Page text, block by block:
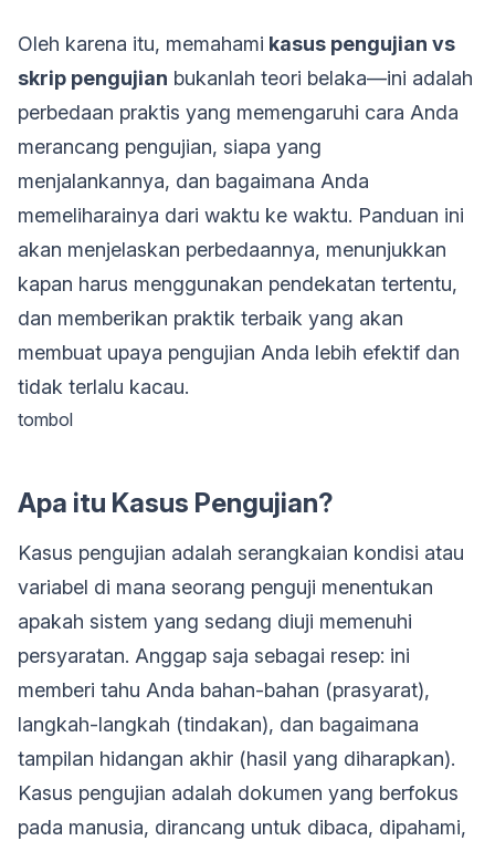
Oleh karena itu, memahami kasus pengujian vs
skrip pengujian bukanlah teori belaka—ini adalah
perbedaan praktis yang memengaruhi cara Anda
merancang pengujian, siapa yang
menjalankannya, dan bagaimana Anda
memeliharainya dari waktu ke waktu. Panduan ini
akan menjelaskan perbedaannya, menunjukkan
kapan harus menggunakan pendekatan tertentu,
dan memberikan praktik terbaik yang akan
membuat upaya pengujian Anda lebih efektif dan
tidak terlalu kacau.
tombol
Apa itu Kasus Pengujian?
Kasus pengujian adalah serangkaian kondisi atau
variabel di mana seorang penguji menentukan
apakah sistem yang sedang diuji memenuhi
persyaratan. Anggap saja sebagai resep: ini
memberi tahu Anda bahan-bahan (prasyarat),
langkah-langkah (tindakan), dan bagaimana
tampilan hidangan akhir (hasil yang diharapkan).
Kasus pengujian adalah dokumen yang berfokus
pada manusia, dirancang untuk dibaca, dipahami,